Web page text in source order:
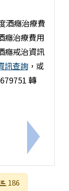
藥癮者醫療支
酒癮治療費
癮治療費用
癮戒治資訊
訊查詢，或
轉
下一筆：
186